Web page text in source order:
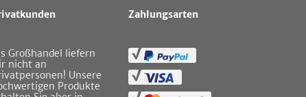
Großhandel liefern
nicht an
Unsere
Produkte
Zahlungsarten